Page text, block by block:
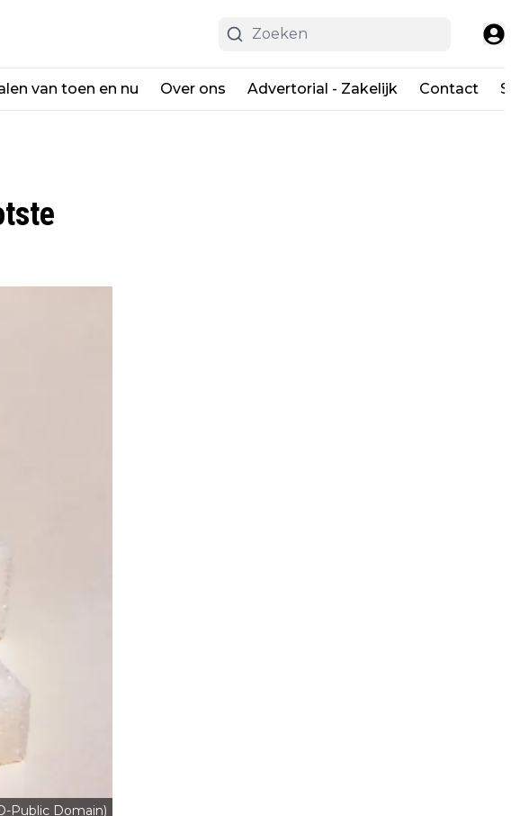
van toen en nu Over ons Advertorial - Zakelijk Contact
Public Domain)